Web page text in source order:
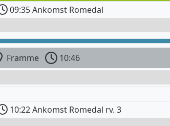
09:35 Ankomst Romedal
Framme
10:46
10:22 Ankomst Romedal rv. 3